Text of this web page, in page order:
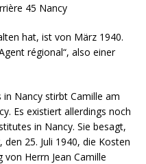
45 Nancy
hat, ist von März 1940.
régional“, also einer
Nancy stirbt Camille am
Es existiert allerdings noch
in Nancy. Sie besagt,
25. Juli 1940, die Kosten
Herrn Jean Camille